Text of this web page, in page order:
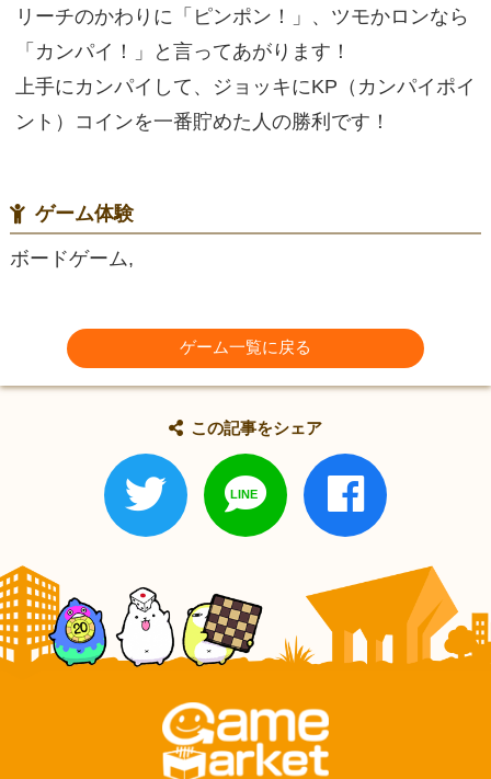
リーチのかわりに「ピンポン！」、ツモかロンなら
「カンパイ！」と言ってあがります！
上手にカンパイして、ジョッキにKP（カンパイポイ
ント）コインを一番貯めた人の勝利です！
ゲーム体験
ボードゲーム,
ゲーム一覧に戻る
この記事をシェア